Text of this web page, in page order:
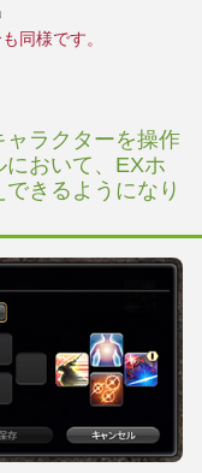
同様です。
ラクターを操作
おいて、EXホ
きるようになり